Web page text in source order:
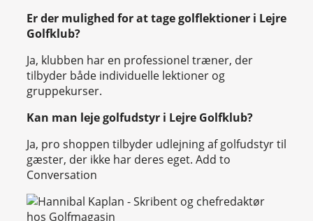
Er der mulighed for at tage golflektioner i Lejre
Golfklub?
Ja, klubben har en professionel træner, der
tilbyder både individuelle lektioner og
gruppekurser.
Kan man leje golfudstyr i Lejre Golfklub?
Ja, pro shoppen tilbyder udlejning af golfudstyr til
gæster, der ikke har deres eget. Add to
Conversation